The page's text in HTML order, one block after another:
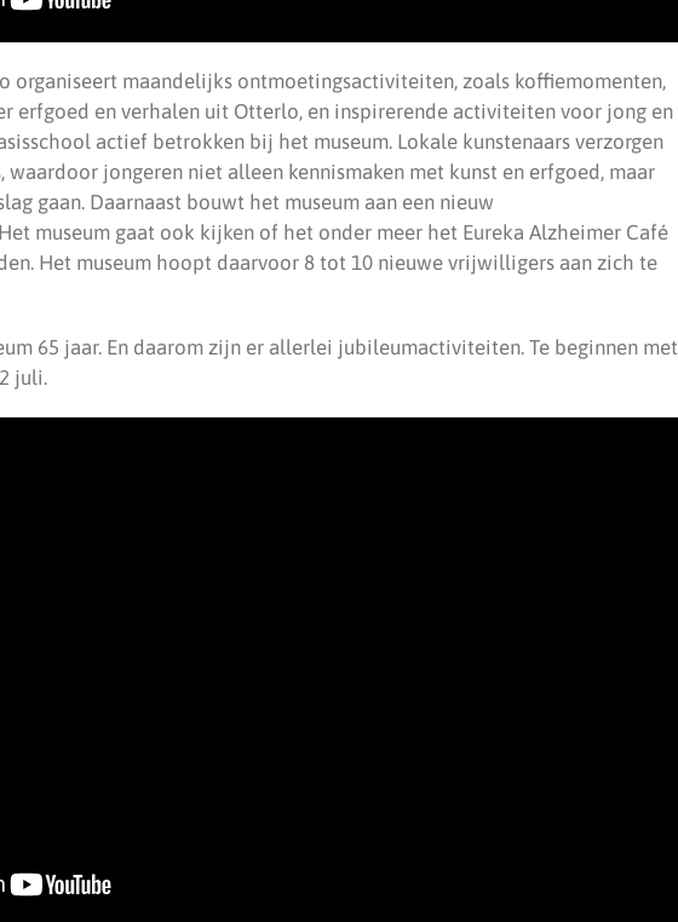
organiseert maandelijks ontmoetingsactiviteiten, zoals koffiemomenten,
erfgoed en verhalen uit Otterlo, en inspirerende activiteiten voor jong en
actief betrokken bij het museum. Lokale kunstenaars verzorgen
waardoor jongeren niet alleen kennismaken met kunst en erfgoed, maar
gaan. Daarnaast bouwt het museum aan een nieuw
museum gaat ook kijken of het onder meer het Eureka Alzheimer Café
Het museum hoopt daarvoor 8 tot 10 nieuwe vrijwilligers aan zich te
65 jaar. En daarom zijn er allerlei jubileumactiviteiten. Te beginnen met
juli.